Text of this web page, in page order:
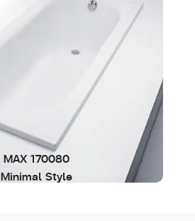
MAX 170080
Minimal Style